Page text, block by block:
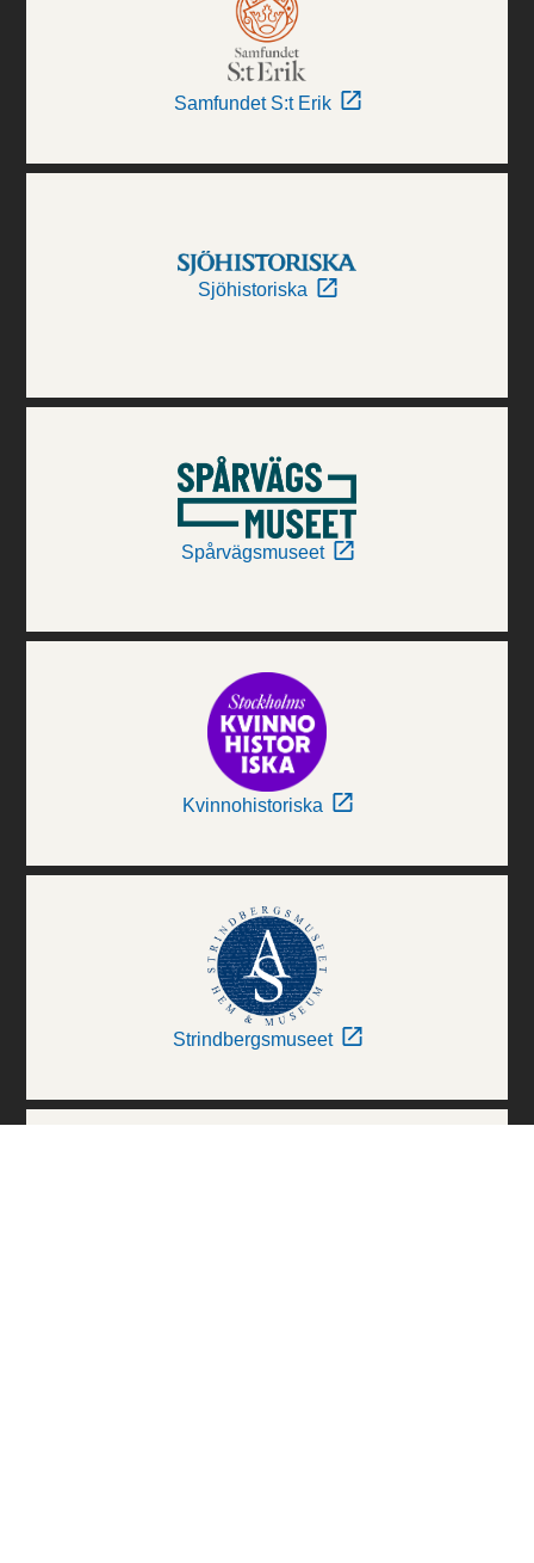
Samfundet S:t Erik
Sjöhistoriska
Spårvägsmuseet
Kvinnohistoriska
Strindbergsmuseet